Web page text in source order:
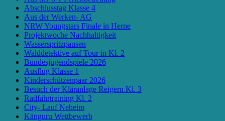
Abschlusstag Klasse 4
Aus der Werken- AG
NRW Youngstars Finale in Herne
Projektwoche Nachhaltigkeit
Wasserspritzpausen
Walddetektive auf Tour in Kl. 2
Bundesjugendspiele 2026
Ausflug Klasse 1
Kinderschützenpaar 2026
Besuch der Kläranlage Reigern Kl. 3
Radfahrtraining Kl. 2
City- Lauf Neheim
Känguru Wettbewerb